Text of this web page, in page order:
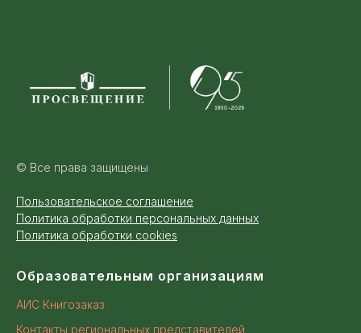
© Все права защищены
Пользовательское соглашение
Политика обработки персональных данных
Политика обработки cookies
Образовательным организациям
АИС Книгозаказ
Контакты региональных представителей